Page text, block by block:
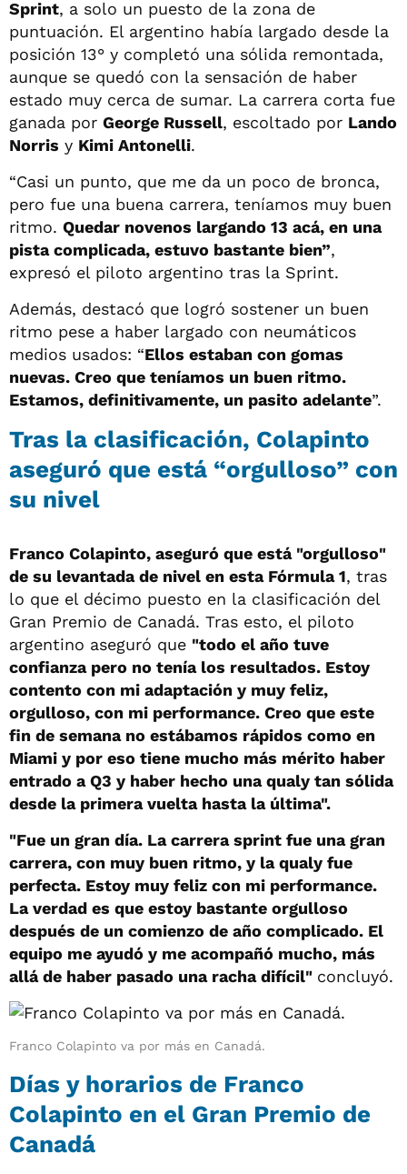
Sprint, a solo un puesto de la zona de
puntuación. El argentino había largado desde la
posición 13° y completó una sólida remontada,
aunque se quedó con la sensación de haber
estado muy cerca de sumar. La carrera corta fue
ganada por George Russell, escoltado por Lando
Norris y Kimi Antonelli.
“Casi un punto, que me da un poco de bronca,
pero fue una buena carrera, teníamos muy buen
ritmo. Quedar novenos largando 13 acá, en una
pista complicada, estuvo bastante bien”,
expresó el piloto argentino tras la Sprint.
Además, destacó que logró sostener un buen
ritmo pese a haber largado con neumáticos
medios usados: “Ellos estaban con gomas
nuevas. Creo que teníamos un buen ritmo.
Estamos, definitivamente, un pasito adelante”.
Tras la clasificación, Colapinto
aseguró que está “orgulloso” con
su nivel
Franco Colapinto, aseguró que está "orgulloso"
de su levantada de nivel en esta Fórmula 1, tras
lo que el décimo puesto en la clasificación del
Gran Premio de Canadá. Tras esto, el piloto
argentino aseguró que "todo el año tuve
confianza pero no tenía los resultados. Estoy
contento con mi adaptación y muy feliz,
orgulloso, con mi performance. Creo que este
fin de semana no estábamos rápidos como en
Miami y por eso tiene mucho más mérito haber
entrado a Q3 y haber hecho una qualy tan sólida
desde la primera vuelta hasta la última".
"Fue un gran día. La carrera sprint fue una gran
carrera, con muy buen ritmo, y la qualy fue
perfecta. Estoy muy feliz con mi performance.
La verdad es que estoy bastante orgulloso
después de un comienzo de año complicado. El
equipo me ayudó y me acompañó mucho, más
allá de haber pasado una racha difícil" concluyó.
Franco Colapinto va por más en Canadá.
Días y horarios de Franco
Colapinto en el Gran Premio de
Canadá